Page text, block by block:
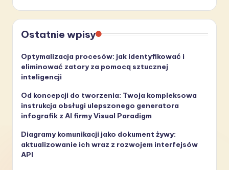
Ostatnie wpisy
Optymalizacja procesów: jak identyfikować i
eliminować zatory za pomocą sztucznej
inteligencji
Od koncepcji do tworzenia: Twoja kompleksowa
instrukcja obsługi ulepszonego generatora
infografik z AI firmy Visual Paradigm
Diagramy komunikacji jako dokument żywy:
aktualizowanie ich wraz z rozwojem interfejsów
API